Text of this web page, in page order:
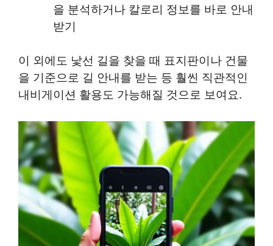
을 분석하거나 칼로리 정보를 바로 안내
받기
이 외에도 낯선 길을 찾을 때 표지판이나 건물
을 기준으로 길 안내를 받는 등 훨씬 직관적인
내비게이션 활용도 가능해질 것으로 보여요.